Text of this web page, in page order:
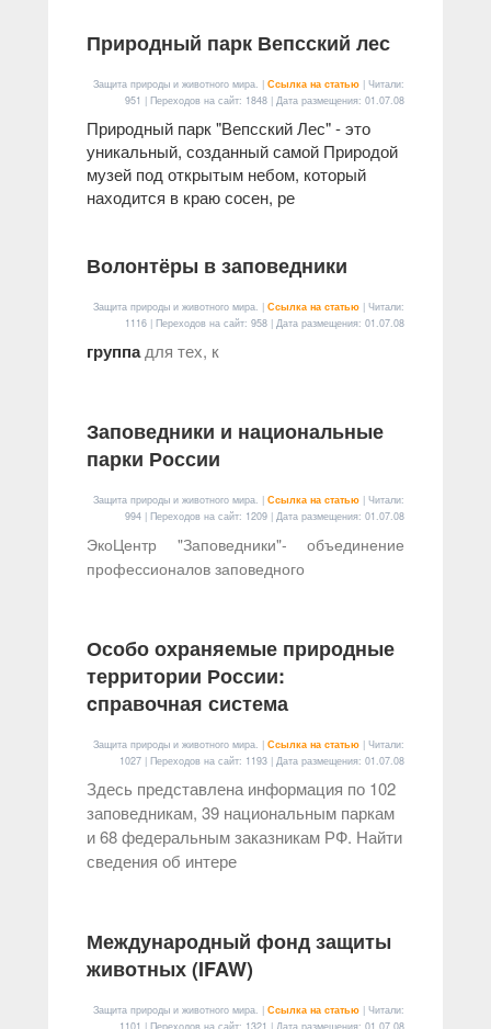
Природный парк Вепсский лес
Защита природы и животного мира. | Ссылка на статью | Читали:
951 | Переходов на сайт: 1848 | Дата размещения: 01.07.08
Природный парк "Вепсский Лес" - это
уникальный, созданный самой Природой
музей под открытым небом, который
находится в краю сосен, ре
Волонтёры в заповедники
Защита природы и животного мира. | Ссылка на статью | Читали:
1116 | Переходов на сайт: 958 | Дата размещения: 01.07.08
группадля тех, к
Заповедники и национальные
парки России
Защита природы и животного мира. | Ссылка на статью | Читали:
994 | Переходов на сайт: 1209 | Дата размещения: 01.07.08
ЭкоЦентр "Заповедники"- объединение
профессионалов заповедного
Особо охраняемые природные
территории России:
cправочная система
Защита природы и животного мира. | Ссылка на статью | Читали:
1027 | Переходов на сайт: 1193 | Дата размещения: 01.07.08
Здесь представлена информация по 102
заповедникам, 39 национальным паркам
и 68 федеральным заказникам РФ. Найти
сведения об интере
Международный фонд защиты
животных (IFAW)
Защита природы и животного мира. | Ссылка на статью | Читали: